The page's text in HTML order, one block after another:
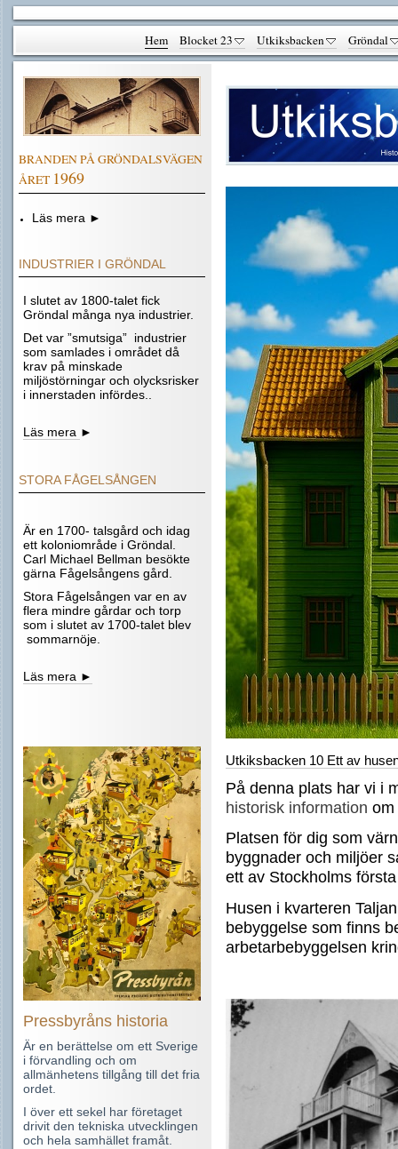
Hem Blocket 23 Utkiksbacken Gröndal
BRANDEN PÅ GRÖNDALSVÄGEN
ÅRET 1969
Läs mera ►
INDUSTRIER I GRÖNDAL
I slutet av 1800-talet fick
Gröndal många nya industrier.
Det var ”smutsiga” industrier
som samlades i området då
krav på minskade
miljöstörningar och olycksrisker
i innerstaden infördes..
Läs mera ►
STORA FÅGELSÅNGEN
Är en 1700- talsgård och idag
ett koloniområde i Gröndal.
Carl Michael Bellman besökte
gärna Fågelsångens gård.
Stora Fågelsången var en av
flera mindre gårdar och torp
som i slutet av 1700-talet blev
sommarnöje.
Läs mera ►
Pressbyråns historia
Är en berättelse om ett Sverige
i förvandling och om
allmänhetenstillgång till det fria
ordet.
I över ett sekel har företaget
drivit den tekniska utvecklingen
och hela samhället framåt.
Utkiksbacken 10 Ett av
På denna plats har vi i
historisk information
Platsen för dig som
byggnader och miljöer
ett av Stockholms
Husen i kvarteren
bebyggelse som finns
arbetarbebyggelsen